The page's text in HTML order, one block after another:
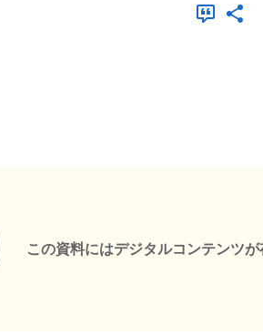
この資料にはデジタルコンテンツが